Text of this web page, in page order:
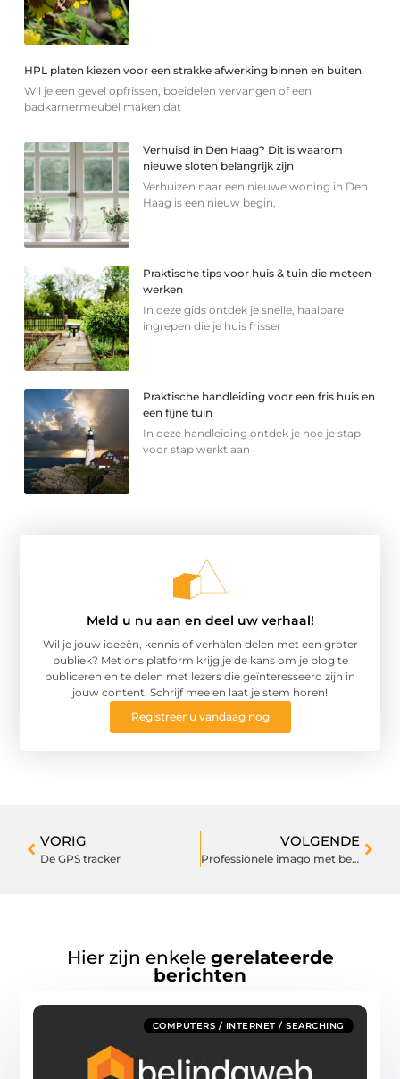
HPL platen kiezen voor een strakke afwerking binnen en buiten
Wil je een gevel opfrissen, boeidelen vervangen of een
badkamermeubel maken dat
Verhuisd in Den Haag? Dit is waarom
nieuwe sloten belangrijk zijn
Verhuizen naar een nieuwe woning in Den
Haag is een nieuw begin,
Praktische tips voor huis & tuin die meteen
werken
In deze gids ontdek je snelle, haalbare
ingrepen die je huis frisser
Praktische handleiding voor een fris huis en
een fijne tuin
In deze handleiding ontdek je hoe je stap
voor stap werkt aan
Meld u nu aan en deel uw verhaal!
Wil je jouw ideeën, kennis of verhalen delen met een groter
publiek? Met ons platform krijg je de kans om je blog te
publiceren en te delen met lezers die geïnteresseerd zijn in
jouw content. Schrijf mee en laat je stem horen!
Registreer u vandaag nog
VORIG
De GPS tracker
VOLGENDE
Professionele imago met behulp van een telefoonservice
Hier zijn enkele gerelateerde
berichten
COMPUTERS / INTERNET / SEARCHING